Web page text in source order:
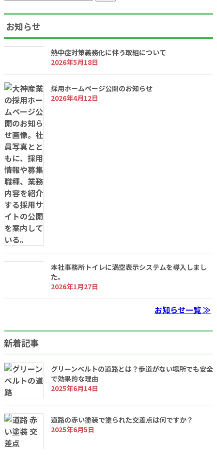
お知らせ
熱中症対策義務化に伴う取組について
2026年5月18日
採用ホームページ公開のお知らせ
2026年4月12日
本社事務所トイレに満空表示システムを導入しまし
た。
2026年1月27日
お知らせ一覧 ≫
新着記事
グリーンベルトの道路とは？歩道がない場所でも安全
で効果的な理由
2025年6月14日
道路の赤い塗装で塗られた交差点は何ですか？
2025年6月5日